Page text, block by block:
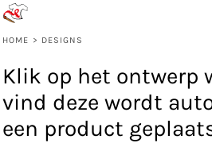
HOME > DESIGNS
Klik op het ontwerp
vind deze wordt
een product
Standaard
Date Added